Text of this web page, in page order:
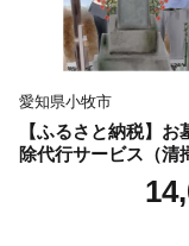
（鹿児島市内に
ていません。予
・お礼の品は、寄
にお届けいたし
月を超える場合
愛知県小牧市
【ふるさと納税】お
除代行サービス（清